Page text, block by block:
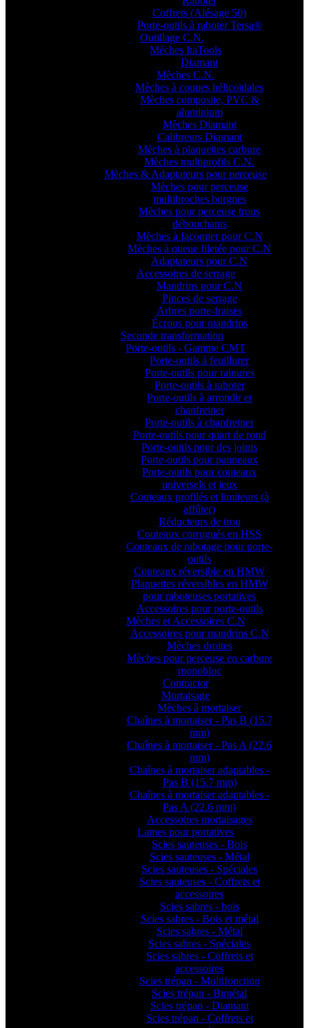
Coffrets (Alésage 50)
Porte-outils à raboter Tersa®
Outillage C.N.
Mèches ItaTools
Diamant
Mèches C.N.
Mèches à coupes hélicoïdales
Mèches composite, PVC &
aluminium
Mèches Diamant
Calibreurs Diamant
Mèches à plaquettes carbure
Mèches multiprofils C.N.
Mèches & Adaptateurs pour perceuse
Mèches pour perceuse
multibroches borgnes
Mèches pour perceuse trous
débouchants
Mèches à façonner pour C.N
Mèches à queue filetée pour C.N
Adaptateurs pour C.N
Accessoires de serrage
Mandrins pour C.N
Pinces de serrage
Arbres porte-fraises
Écrous pour mandrins
Seconde transformation
Porte-outils - Gamme CMT
Porte-outils à feuillurer
Porte-outils pour rainures
Porte-outils à raboter
Porte-outils à arrondir et
chanfreiner
Porte-outils à chanfreiner
Porte-outils pour quart de rond
Porte-outils pour des joints
Porte-outils pour panneaux
Porte-outils pour couteaux
universels et jeux
Couteaux profilés et limiteurs (à
affûter)
Réducteurs de trou
Couteaux corrugués en HSS
Couteaux de rabotage pour porte-
outils
Couteaux réversible en HMW
Plaquettes réversibles en HMW
pour raboteuses portatives
Accessoires pour porte-outils
Mèches et Accessoires C.N
Accessoires pour mandrins C.N
Mèches droites
Mèches pour perceuse en carbure
monobloc
Contractor
Mortaisage
Mèches à mortaiser
Chaînes à mortaiser - Pas B (15.7
mm)
Chaînes à mortaiser - Pas A (22.6
mm)
Chaînes à mortaiser adaptables -
Pas B (15.7 mm)
Chaînes à mortaiser adaptables -
Pas A (22.6 mm)
Accessoires mortaisages
Lames pour portatives
Scies sauteuses - Bois
Scies sauteuses - Métal
Scies sauteuses - Spéciales
Scies sauteuses - Coffrets et
accessoires
Scies sabres - bois
Scies sabres - Bois et métal
Scies sabres - Métal
Scies sabres - Spéciales
Scies sabres - Coffrets et
accessoires
Scies trépan - Multifonction
Scies trépan - Bimétal
Scies trépan - Diamant
Scies trépan - Coffrets et